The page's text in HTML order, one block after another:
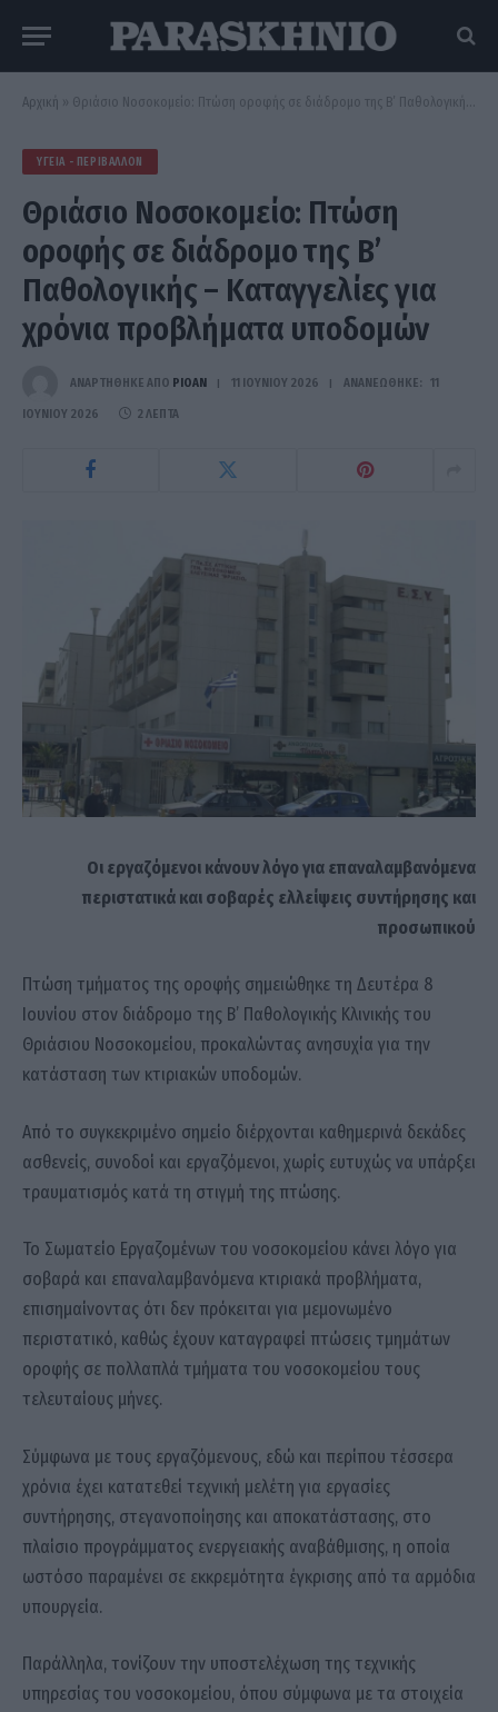
Αρχική » Θριάσιο Νοσοκομείο: Πτώση οροφής σε διάδρομο της Β’ Παθολογικής – Καταγγελίες για χρόνια προβλήματα υποδομών
ΥΓΕΊΑ - ΠΕΡΙΒΆΛΛΟΝ
Θριάσιο Νοσοκομείο: Πτώση
οροφής σε διάδρομο της Β’
Παθολογικής – Καταγγελίες για
χρόνια προβλήματα υποδομών
ΑΝΑΡΤΗΘΗΚΕ ΑΠΟ PIOAN 11 ΙΟΥΝΊΟΥ 2026 ΑΝΑΝΕΏΘΗΚΕ: 11
ΙΟΥΝΊΟΥ 2026 2 ΛΕΠΤΆ
Οι εργαζόμενοι κάνουν λόγο για επαναλαμβανόμενα
περιστατικά και σοβαρές ελλείψεις συντήρησης και
προσωπικού
Πτώση τμήματος της οροφής σημειώθηκε τη Δευτέρα 8
Ιουνίου στον διάδρομο της Β’ Παθολογικής Κλινικής του
Θριάσιου Νοσοκομείου, προκαλώντας ανησυχία για την
κατάσταση των κτιριακών υποδομών.
Από το συγκεκριμένο σημείο διέρχονται καθημερινά δεκάδες
ασθενείς, συνοδοί και εργαζόμενοι, χωρίς ευτυχώς να υπάρξει
τραυματισμός κατά τη στιγμή της πτώσης.
Το Σωματείο Εργαζομένων του νοσοκομείου κάνει λόγο για
σοβαρά και επαναλαμβανόμενα κτιριακά προβλήματα,
επισημαίνοντας ότι δεν πρόκειται για μεμονωμένο
περιστατικό, καθώς έχουν καταγραφεί πτώσεις τμημάτων
οροφής σε πολλαπλά τμήματα του νοσοκομείου τους
τελευταίους μήνες.
Σύμφωνα με τους εργαζόμενους, εδώ και περίπου τέσσερα
χρόνια έχει κατατεθεί τεχνική μελέτη για εργασίες
συντήρησης, στεγανοποίησης και αποκατάστασης, στο
πλαίσιο προγράμματος ενεργειακής αναβάθμισης, η οποία
ωστόσο παραμένει σε εκκρεμότητα έγκρισης από τα αρμόδια
υπουργεία.
Παράλληλα, τονίζουν την υποστελέχωση της τεχνικής
υπηρεσίας του νοσοκομείου, όπου σύμφωνα με τα στοιχεία